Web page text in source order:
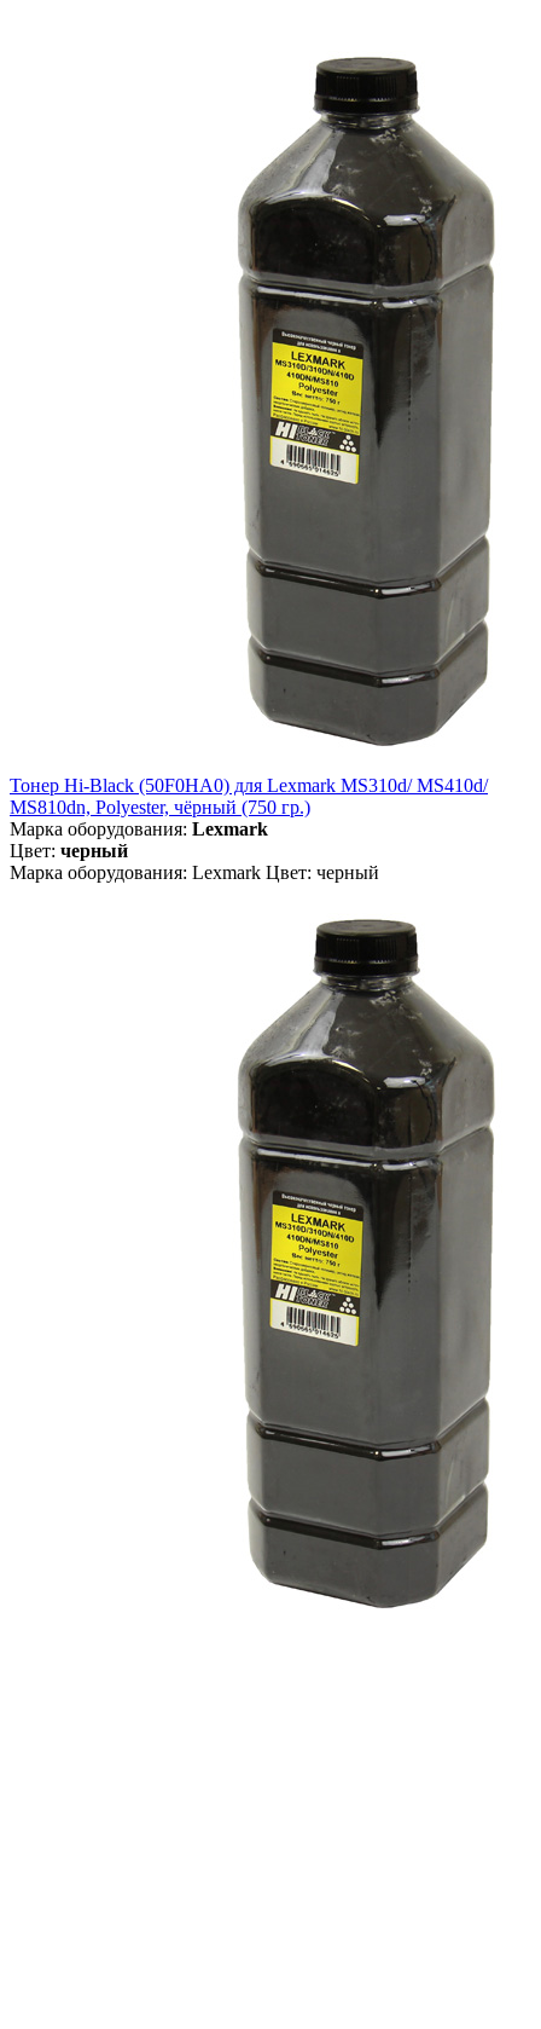
Тонер Hi-Black (50F0HA0) для Lexmark MS310d/ MS410d/
MS810dn, Polyester, чёрный (750 гр.)
Марка оборудования: Lexmark
Цвет: черный
Марка оборудования: Lexmark Цвет: черный